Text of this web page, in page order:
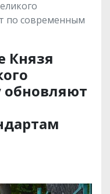
по современным
Князя